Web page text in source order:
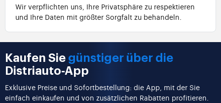
Wir verpflichten uns, Ihre Privatsphäre zu respektieren
und Ihre Daten mit größter Sorgfalt zu behandeln.
Kaufen Sie günstiger über die
Distriauto-App
Exklusive Preise und Sofortbestellung: die App, mit der Sie
einfach einkaufen und von zusätzlichen Rabatten profitieren.